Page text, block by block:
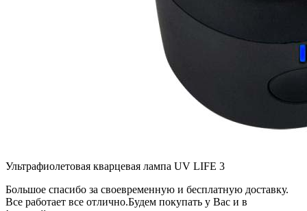
Ультрафиолетовая кварцевая лампа UV LIFE 3
Большое спасибо за своевременную и бесплатную доставку.
Все работает все отлично.Будем покупать у Вас и в